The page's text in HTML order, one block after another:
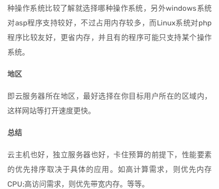
种操作系统比较了解就选择哪种操作系统，另外windows系统
对asp程序支持较好，不过占用内存较多，而Linux系统对php
程序比较友好，更省内存，并且有的程序可能只支持某个操作
系统。
地区
即云服务器所在地区，最好选择在你目标用户所在的区域内，
这样网站等打开速度更快。
总结
云主机也好，独立服务器也好，卡住预算的前提下，性能要素
的优先排序取决于具体的应用。如高计算需求，则优先内存
CPU;高访问需求，则优先带宽内存。等等。